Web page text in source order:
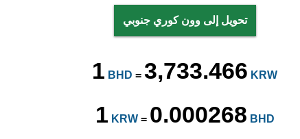
تحويل إلى وون كوري جنوبي
1 BHD = 3,733.466 KRW
1 KRW= 0.000268 BHD